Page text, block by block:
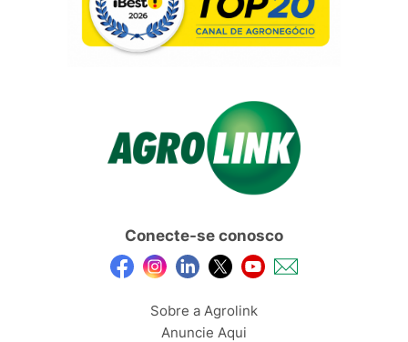
Conecte-se conosco
Sobre a Agrolink
Anuncie Aqui